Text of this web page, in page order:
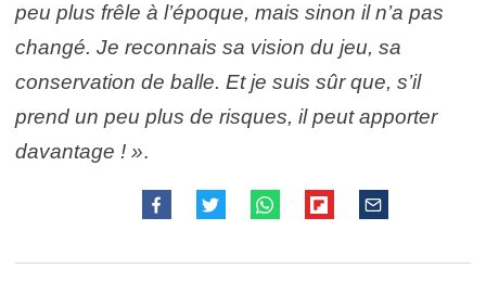
peu plus frêle à l’époque, mais sinon il n’a pas
changé. Je reconnais sa vision du jeu, sa
conservation de balle. Et je suis sûr que, s’il
prend un peu plus de risques, il peut apporter
davantage ! ».